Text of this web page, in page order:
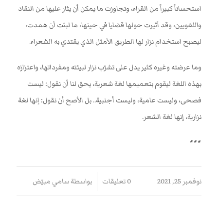
استحساناً كبيراً من القراء، وتجاوزت ما يمكن أن يثار عليها من النقاد
واللغويين، وقد أثيرت حولها قضايا في حينها، ما لبثت أن همدت،
ليصبح استخدام نزار لها الطريق الأمثل الذي يقتدي به الشعراء.
وما عرضته وغيره كثير يدل على تشرّب نزار لبيئته ومفرداتها، واعتزازه
بهذه اللغة ليقوم بتعميمها لغة شعرية، يحق لنا أن نقول: ليست
فصحى، وليست عامية، وليست أجنبية.. بل الأصح أن نقول: إنها لغة
نزارية، إنها لغة الشعر.
***
نوفمبر 25, 2021 / 0 تعليقات
/ بواسطةسامي مبيّض